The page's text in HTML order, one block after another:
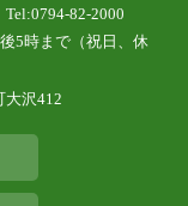
82-2000
5時まで（祝日、休
沢412